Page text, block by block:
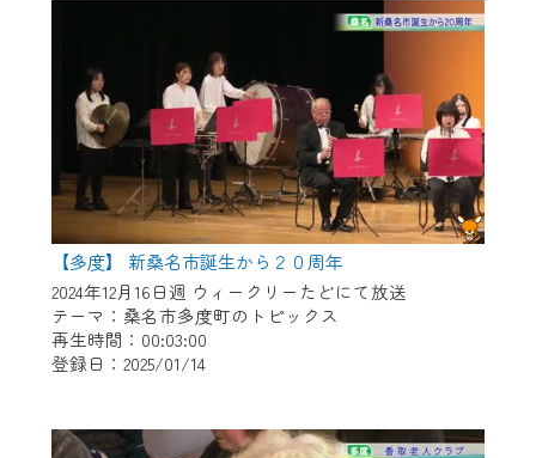
【多度】 新桑名市誕生から２０周年
2024年12月16日週 ウィークリーたどにて放送
テーマ：桑名市多度町のトピックス
再生時間：00:03:00
登録日：2025/01/14